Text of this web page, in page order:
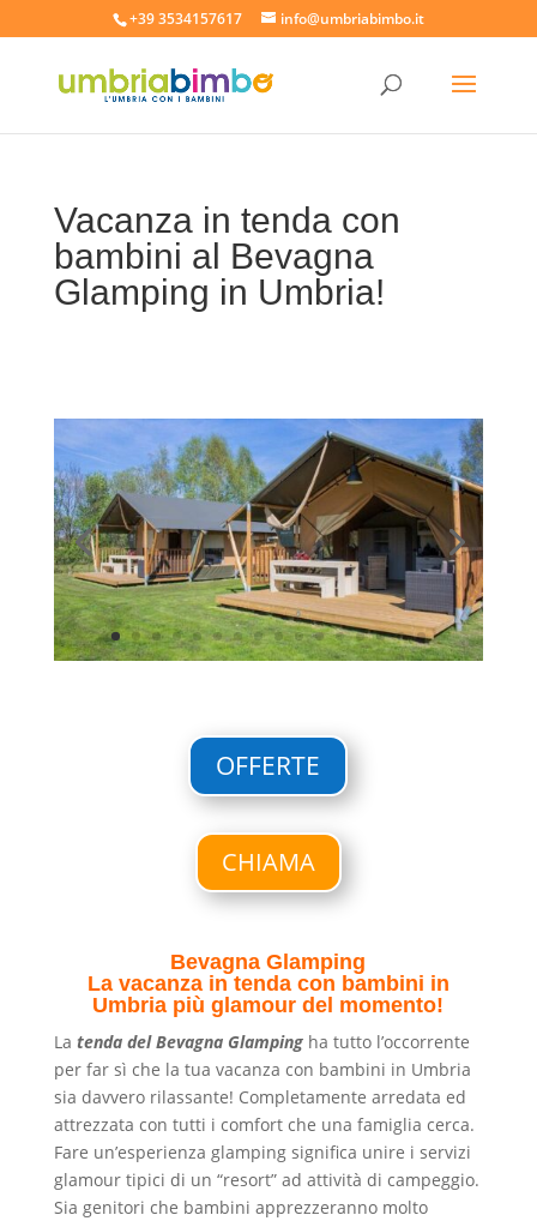
+39 3534157617 info@umbriabimbo.it
Vacanza in tenda con
bambini al Bevagna
Glamping in Umbria!
OFFERTE
CHIAMA
Bevagna Glamping
La vacanza in tenda con bambini in
Umbria più glamour del momento!
La tenda del Bevagna Glampingha tutto l’occorrente
per far sì che la tua vacanza con bambini in Umbria
sia davvero rilassante! Completamente arredata ed
attrezzata con tutti i comfort che una famiglia cerca.
Fare un’esperienza glamping significa unire i servizi
glamour tipici di un “resort” ad attività di campeggio.
Sia genitori che bambini apprezzeranno molto